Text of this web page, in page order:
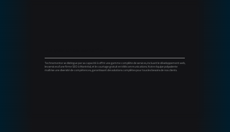
Technomentor se distingue par sa capacité à offrir une gamme complète de services, incluant le développement web,
les services d'une firme SEO à Montréal, et le courtage gratuit en télécommunications. Notre équipe polyvalente
maîtrise une diversité de compétences, garantissant des solutions complètes pour tous les besoins de nos clients.